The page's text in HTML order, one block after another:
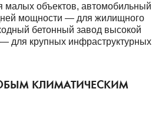
малых объектов, автомобильный
мощности — для жилищного
бетонный завод высокой
для крупных инфраструктурных
КЛИМАТИЧЕСКИМ